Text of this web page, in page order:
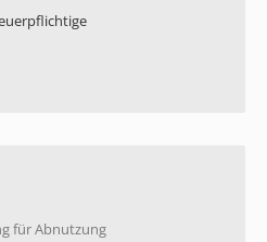
für Abnutzung